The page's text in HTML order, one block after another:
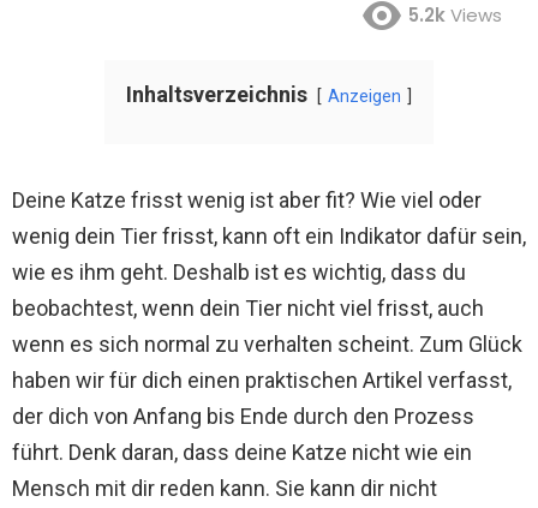
5.2kViews
Inhaltsverzeichnis Anzeigen
Deine Katze frisst wenig ist aber fit? Wie viel oder
wenig dein Tier frisst, kann oft ein Indikator dafür sein,
wie es ihm geht. Deshalb ist es wichtig, dass du
beobachtest, wenn dein Tier nicht viel frisst, auch
wenn es sich normal zu verhalten scheint. Zum Glück
haben wir für dich einen praktischen Artikel verfasst,
der dich von Anfang bis Ende durch den Prozess
führt. Denk daran, dass deine Katze nicht wie ein
Mensch mit dir reden kann. Sie kann dir nicht